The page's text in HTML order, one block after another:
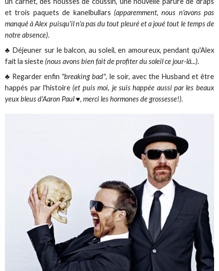
et trois paquets de kanelbullars (apparemment, nous n'avons pas
manqué à Alex puisqu'il n'a pas du tout pleuré et a joué tout le temps de
notre absence).
♣ Déjeuner sur le balcon, au soleil, en amoureux, pendant qu'Alex
fait la sieste (nous avons bien fait de profiter du soleil ce jour-là...).
♣ Regarder enfin "breaking bad", le soir, avec the Husband et être
happés par l'histoire (et puis moi, je suis happée aussi par les beaux
yeux bleus d'Aaron Paul ♥, merci les hormones de grossesse!).